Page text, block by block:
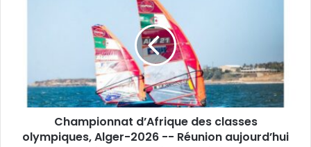
aujourd’hui
Championnat d’Afrique des classes
olympiques, Alger-2026 -- Réunion aujourd’hui